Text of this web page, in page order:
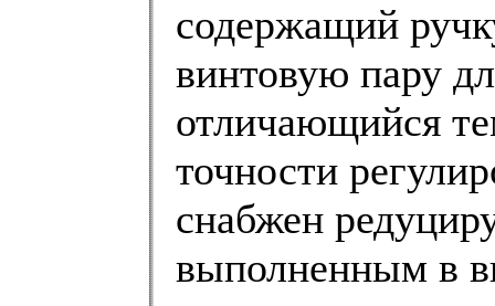
содержащий
винтовую пару
отличающийся
точности
снабжен
выполненным в